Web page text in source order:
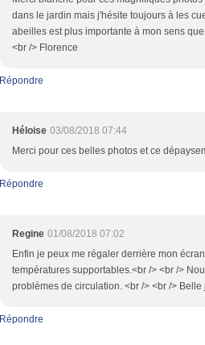
dans le jardin mais j'hésite toujours à les
abeilles est plus importante à mon sens
<br /> Florence
Répondre
Héloise 03/08/2018 07:44
Merci pour ces belles photos et ce
Répondre
Regine 01/08/2018 07:02
Enfin je peux me régaler derrière mon
températures supportables.<br /> <br />
problèmes de circulation. <br /> <br /> Belle
Répondre